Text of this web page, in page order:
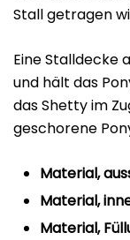
Stall getragen
Eine Stalldecke
und hält das
das Shetty im
geschorene
Material,
Material,
Material,